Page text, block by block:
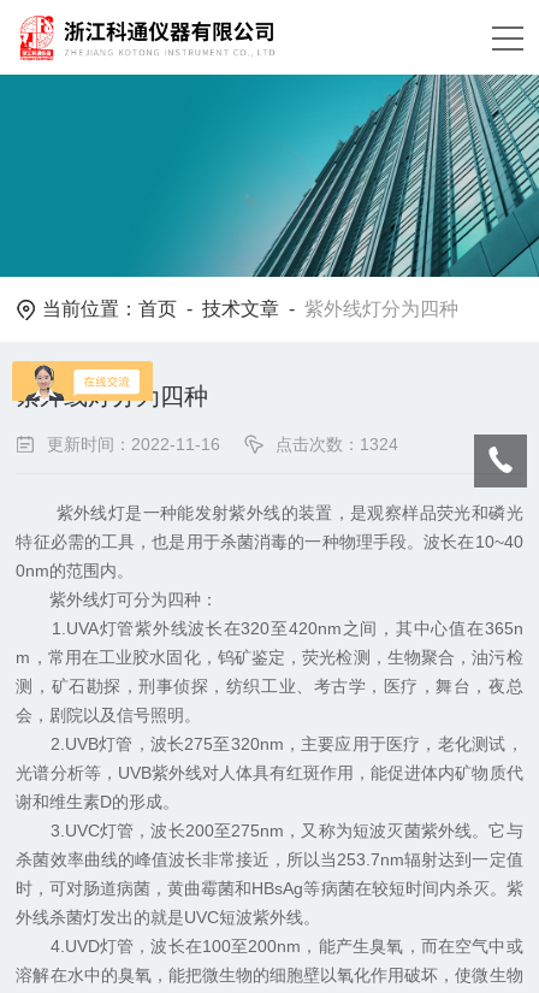
当前位置：首页 -技术文章 -紫外线灯分为四种
紫外线灯分为四种
更新时间：2022-11-16 点击次数：1324
紫外线灯是一种能发射紫外线的装置，是观察样品荧光和磷光
特征必需的工具，也是用于杀菌消毒的一种物理手段。波长在10~40
0nm的范围内。
紫外线灯可分为四种：
1.UVA灯管紫外线波长在320至420nm之间，其中心值在365n
m，常用在工业胶水固化，钨矿鉴定，荧光检测，生物聚合，油污检
测，矿石勘探，刑事侦探，纺织工业、考古学，医疗，舞台，夜总
会，剧院以及信号照明。
2.UVB灯管，波长275至320nm，主要应用于医疗，老化测试，
光谱分析等，UVB紫外线对人体具有红斑作用，能促进体内矿物质代
谢和维生素D的形成。
3.UVC灯管，波长200至275nm，又称为短波灭菌紫外线。它与
杀菌效率曲线的峰值波长非常接近，所以当253.7nm辐射达到一定值
时，可对肠道病菌，黄曲霉菌和HBsAg等病菌在较短时间内杀灭。紫
外线杀菌灯发出的就是UVC短波紫外线。
4.UVD灯管，波长在100至200nm，能产生臭氧，而在空气中或
溶解在水中的臭氧，能把微生物的细胞壁以氧化作用破坏，使微生物